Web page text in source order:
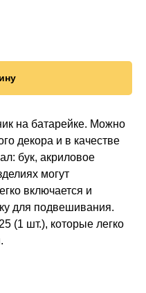
на батарейке. Можно
декора и в качестве
бук, акриловое
могут
включается и
для подвешивания.
(1 шт.), которые легко